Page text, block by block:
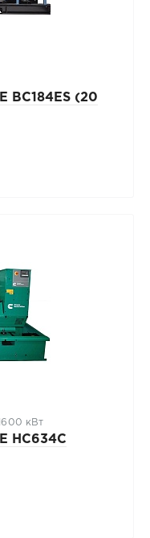
BC184ES (20
кВт
HC634C